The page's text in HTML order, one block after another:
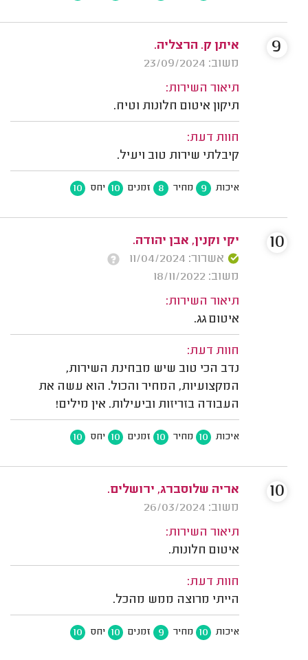
איתן ק. הרצליה.
משוב: 23/09/2024
תיאור השירות:
תיקון איטום חלונות וטיח.
חוות דעת:
קיבלתי שירות טוב ויעיל.
איכות 9 מחיר 8 זמנים 10 יחס 10
9
יקי וקנין, אבן יהודה.
אשרור: 11/04/2024
משוב: 18/11/2022
תיאור השירות:
איטום גג.
חוות דעת:
נדב הכי טוב שיש מבחינת השירות,
המקצועיות, המחיר והכול. הוא עשה את
העבודה בזריזות וביעילות. אין מילים!
איכות 10 מחיר 10 זמנים 10 יחס 10
10
אריה שלוסברג, ירושלים.
משוב: 26/03/2024
תיאור השירות:
איטום חלונות.
חוות דעת:
הייתי מרוצה ממש מהכל.
איכות 10 מחיר 9 זמנים 10 יחס 10
10